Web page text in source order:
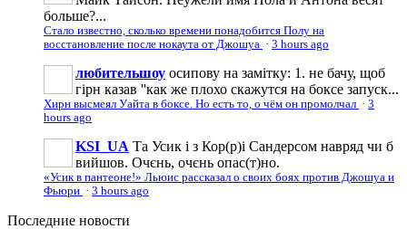
больше?...
Стало известно, сколько времени понадобится Полу на
восстановление после нокаута от Джошуа · 3 hours ago
любительшоу осипову на замітку: 1. не бачу, щоб
гірн казав ''как же плохо скажутся на боксе запуск...
Хирн высмеял Уайта в боксе. Но есть то, о чём он промолчал · 3
hours ago
KSI_UA Та Усик і з Кор(р)і Сандерсом навряд чи б
вийшов. Очєнь, очєнь опас(т)но.
«Усик в пантеоне!» Льюис рассказал о своих боях против Джошуа и
Фьюри · 3 hours ago
Последние новости